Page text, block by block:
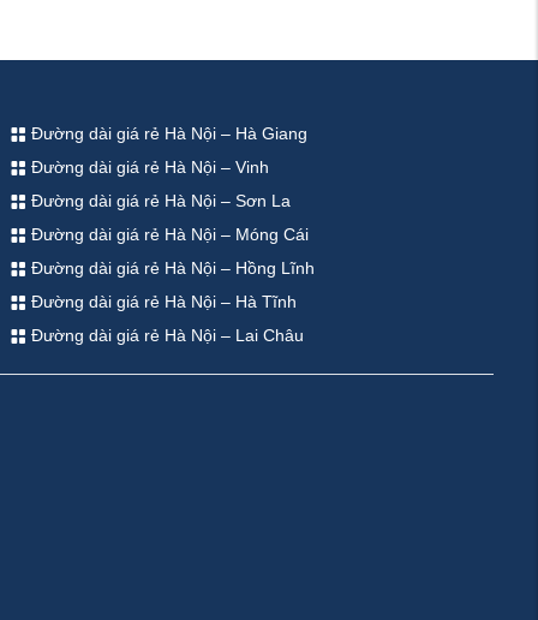
Đường dài giá rẻ Hà Nội – Hà Giang
Đường dài giá rẻ Hà Nội – Vinh
Đường dài giá rẻ Hà Nội – Sơn La
Đường dài giá rẻ Hà Nội – Móng Cái
Đường dài giá rẻ Hà Nội – Hồng Lĩnh
Đường dài giá rẻ Hà Nội – Hà Tĩnh
Đường dài giá rẻ Hà Nội – Lai Châu